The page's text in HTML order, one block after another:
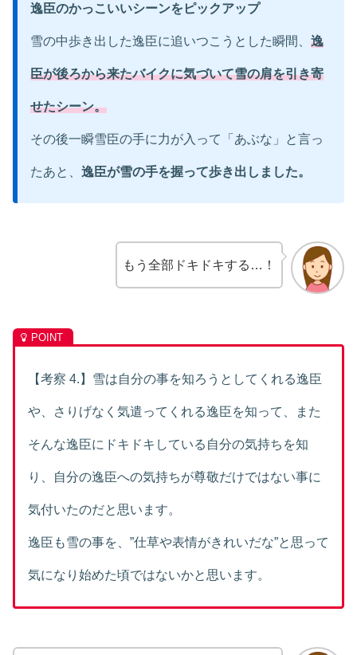
逸臣のかっこいいシーンをピックアップ
雪の中歩き出した逸臣に追いつこうとした瞬間、 逸
臣が後ろから来たバイクに気づいて雪の肩を引き寄
せたシーン。
その後一瞬雪臣の手に力が入って「あぶな」と言っ
たあと、 逸臣が雪の手を握って歩き出しました。
もう全部ドキドキする…！
【考察 4.】雪は自分の事を知ろうとしてくれる逸臣
や、さりげなく気遣ってくれる逸臣を知って、また
そんな逸臣にドキドキしている自分の気持ちを知
り、自分の逸臣への気持ちが尊敬だけではない事に
気付いたのだと思います。
逸臣も雪の事を、”仕草や表情がきれいだな”と思って
気になり始めた頃ではないかと思います。